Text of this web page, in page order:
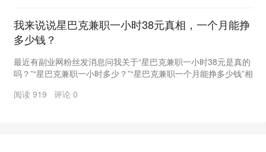
我来说说星巴克兼职一小时38元真相，一个月能挣
多少钱？
最近有副业网粉丝发消息问我关于“星巴克兼职一小时38元是真的
吗？”“星巴克兼职一小时多少？”“星巴克兼职一个月能挣多少钱”相
阅读 919 评论 0